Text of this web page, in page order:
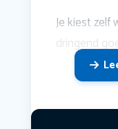
Je kiest zelf
dringend